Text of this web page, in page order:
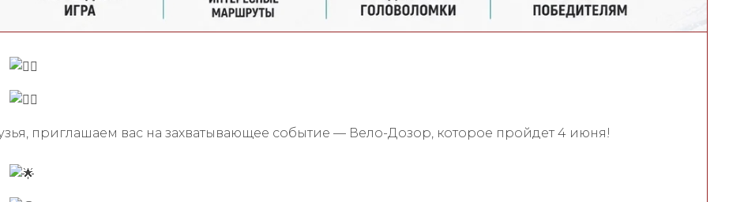
приглашаем вас на захватывающее событие — Вело-Дозор, которое пройдет 4 июня!